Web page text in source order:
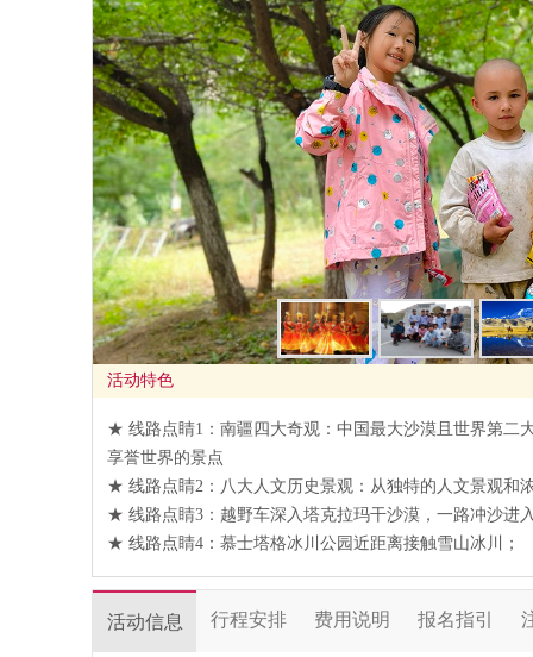
活动特色
★ 线路点睛1：南疆四大奇观：中国最大沙漠且世界第二
享誉世界的景点
★ 线路点睛2：八大人文历史景观：从独特的人文景观和
★ 线路点睛3：越野车深入塔克拉玛干沙漠，一路冲沙进
★ 线路点睛4：慕士塔格冰川公园近距离接触雪山冰川；
活动信息 行程安排 费用说明 报名指引